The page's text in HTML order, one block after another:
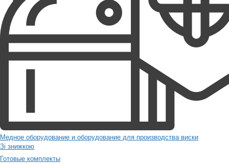
Медное оборудование и оборудование для производства виски
Зі знижкою
Готовые комплекты